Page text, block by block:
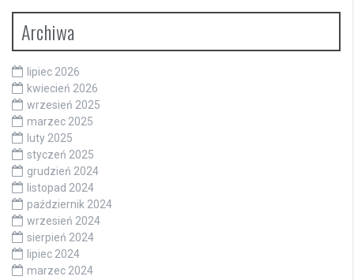
Archiwa
lipiec 2026
kwiecień 2026
wrzesień 2025
marzec 2025
luty 2025
styczeń 2025
grudzień 2024
listopad 2024
październik 2024
wrzesień 2024
sierpień 2024
lipiec 2024
marzec 2024